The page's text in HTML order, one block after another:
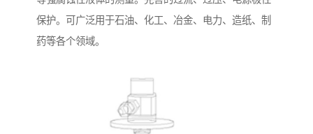
保护。可广泛用于石油、化工、冶金、电力、造纸、制
药等各个领域。